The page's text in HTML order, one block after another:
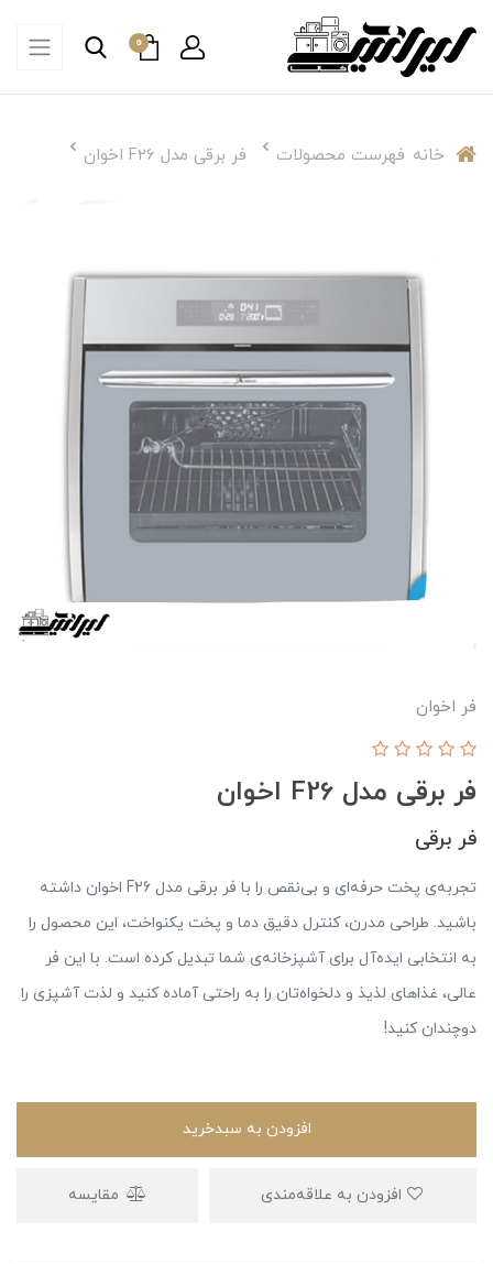
0
خانه فهرست محصولات فر برقی مدل F26 اخوان
فر اخوان
فر برقی مدل F26 اخوان
فر برقی
تجربه‌ی پخت حرفه‌ای و بی‌نقص را با فر برقی مدل F26 اخوان داشته
باشید. طراحی مدرن، کنترل دقیق دما و پخت یکنواخت، این محصول را
به انتخابی ایده‌آل برای آشپزخانه‌ی شما تبدیل کرده است. با این فر
عالی، غذاهای لذیذ و دلخواه‌تان را به راحتی آماده کنید و لذت آشپزی را
دوچندان کنید!
افزودن به سبدخرید
مقایسه